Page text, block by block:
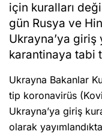
için kuralları
gün Rusya ve
Ukrayna’ya
karantinaya tabi
Ukrayna Bakanlar
tip koronavirüs
Ukrayna’ya giriş
olarak